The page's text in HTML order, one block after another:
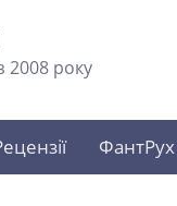
2008 року
ФантРух